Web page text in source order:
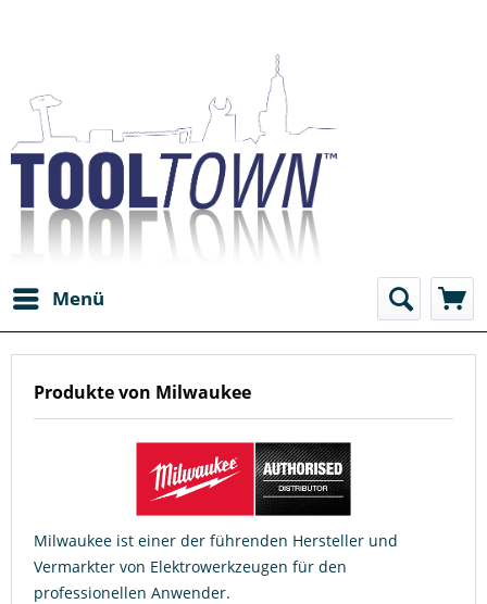
Menü
Produkte von Milwaukee
Milwaukee ist einer der führenden Hersteller und
Vermarkter von Elektrowerkzeugen für den
professionellen Anwender.